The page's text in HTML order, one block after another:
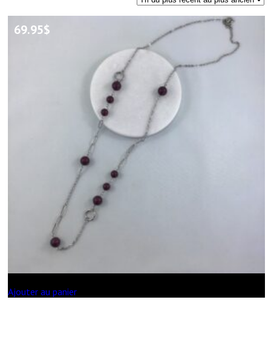
69.95$
Ajouter au panier